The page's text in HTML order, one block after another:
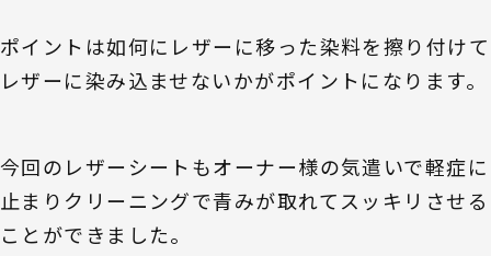
ポイントは如何にレザーに移った染料を擦り付けて
レザーに染み込ませないかがポイントになります。
今回のレザーシートもオーナー様の気遣いで軽症に
止まりクリーニングで青みが取れてスッキリさせる
ことができました。